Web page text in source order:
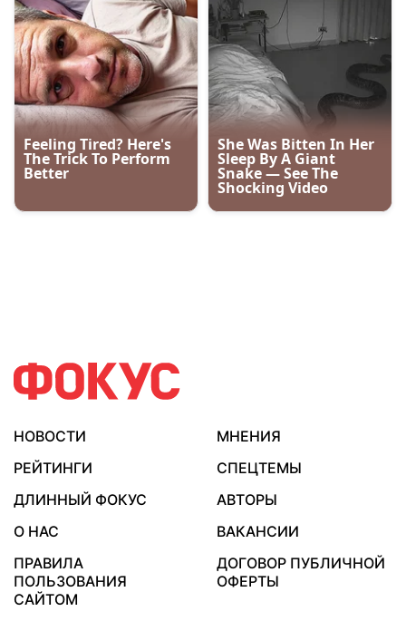
НОВОСТИ
МНЕНИЯ
РЕЙТИНГИ
СПЕЦТЕМЫ
ДЛИННЫЙ ФОКУС
АВТОРЫ
О НАС
ВАКАНСИИ
ПРАВИЛА
ПОЛЬЗОВАНИЯ
САЙТОМ
ДОГОВОР ПУБЛИЧНОЙ
ОФЕРТЫ